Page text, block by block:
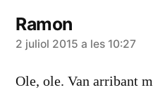
Ramon
diu:
2 juliol 2015 a les 10:27
Ole, ole. Van arribant